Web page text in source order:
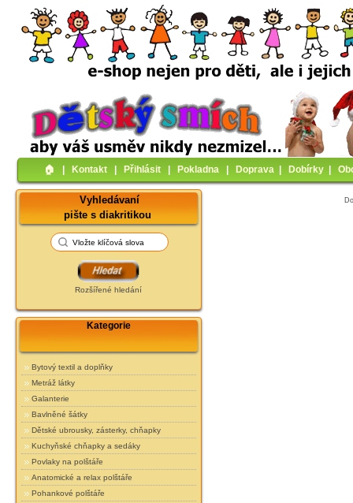
🏠︎ Kontakt Přihlásit Pokladna Doprava Dobírky
Vyhledávaní
pište s diakritikou
Rozšířené hledání
Kategorie
Bytový textil a doplňky
Metráž látky
Galanterie
Bavlněné šátky
Dětské ubrousky, zásterky, chňapky
Kuchyňské chňapky a sedáky
Povlaky na polštáře
Anatomické a relax polštáře
Pohankové polštáře